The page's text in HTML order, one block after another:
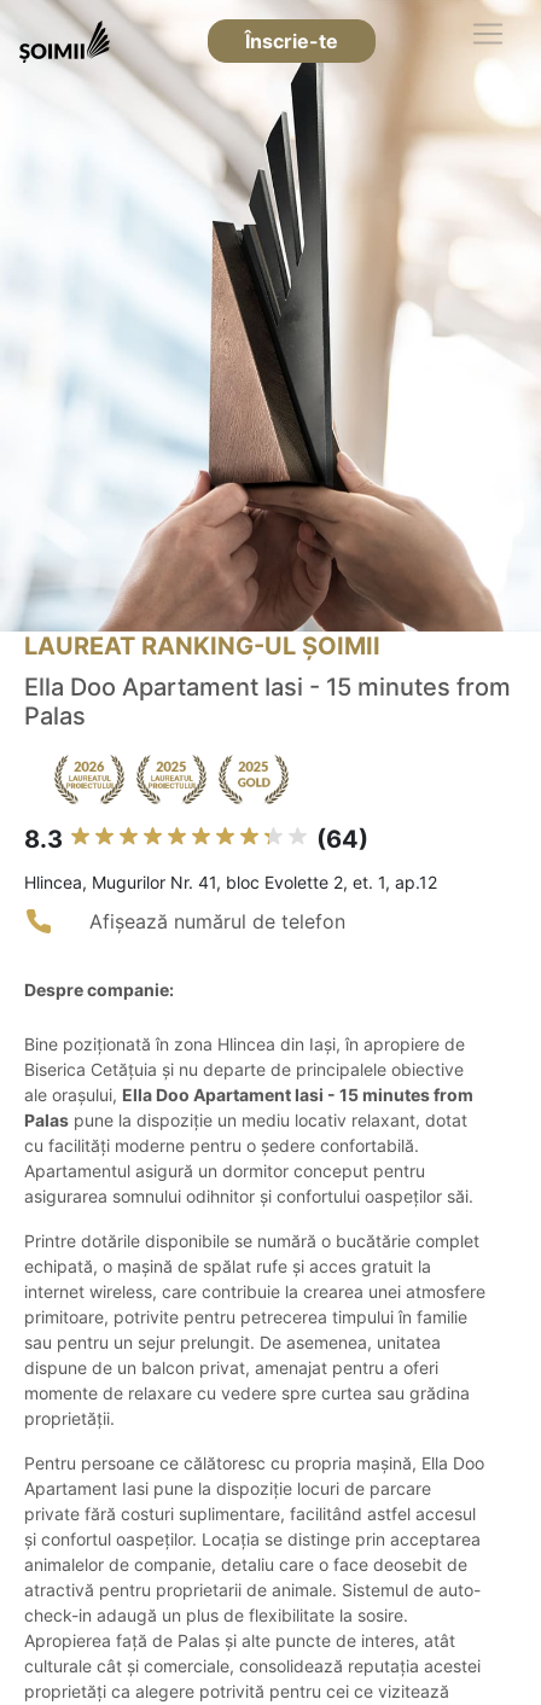
Înscrie-te
LAUREAT RANKING-UL ȘOIMII
Ella Doo Apartament Iasi - 15 minutes from
Palas
8.3 (64)
Hlincea, Mugurilor Nr. 41, bloc Evolette 2, et. 1, ap.12
Afișează numărul de telefon
Despre companie:
Bine poziționată în zona Hlincea din Iași, în apropiere de
Biserica Cetățuia și nu departe de principalele obiective
ale orașului, Ella Doo Apartament Iasi - 15 minutes from
Palas pune la dispoziție un mediu locativ relaxant, dotat
cu facilități moderne pentru o ședere confortabilă.
Apartamentul asigură un dormitor conceput pentru
asigurarea somnului odihnitor și confortului oaspeților săi.
Printre dotările disponibile se numără o bucătărie complet
echipată, o mașină de spălat rufe și acces gratuit la
internet wireless, care contribuie la crearea unei atmosfere
primitoare, potrivite pentru petrecerea timpului în familie
sau pentru un sejur prelungit. De asemenea, unitatea
dispune de un balcon privat, amenajat pentru a oferi
momente de relaxare cu vedere spre curtea sau grădina
proprietății.
Pentru persoane ce călătoresc cu propria mașină, Ella Doo
Apartament Iasi pune la dispoziție locuri de parcare
private fără costuri suplimentare, facilitând astfel accesul
și confortul oaspeților. Locația se distinge prin acceptarea
animalelor de companie, detaliu care o face deosebit de
atractivă pentru proprietarii de animale. Sistemul de auto-
check-in adaugă un plus de flexibilitate la sosire.
Apropierea față de Palas și alte puncte de interes, atât
culturale cât și comerciale, consolidează reputația acestei
proprietăți ca alegere potrivită pentru cei ce vizitează